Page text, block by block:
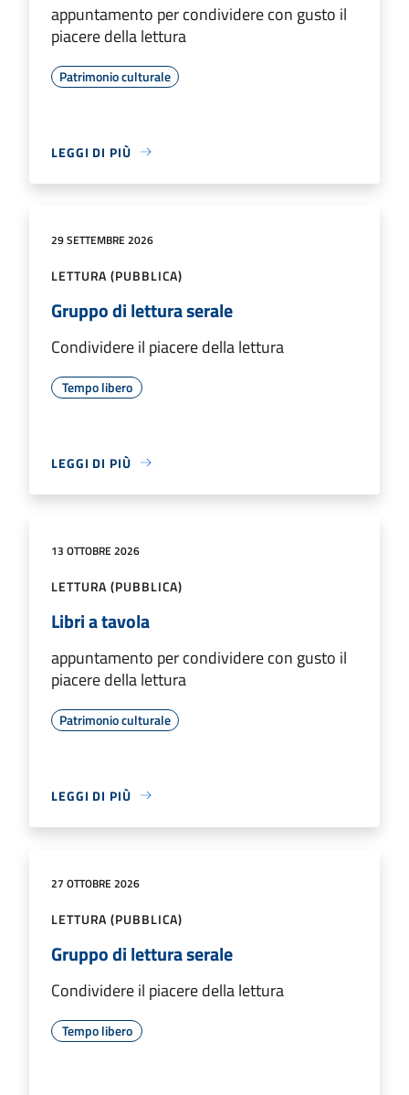
appuntamento per condividere con gusto il
piacere della lettura
Patrimonio culturale
LEGGI DI PIÙ
29 SETTEMBRE 2026
LETTURA (PUBBLICA)
Gruppo di lettura serale
Condividere il piacere della lettura
Tempo libero
LEGGI DI PIÙ
13 OTTOBRE 2026
LETTURA (PUBBLICA)
Libri a tavola
appuntamento per condividere con gusto il
piacere della lettura
Patrimonio culturale
LEGGI DI PIÙ
27 OTTOBRE 2026
LETTURA (PUBBLICA)
Gruppo di lettura serale
Condividere il piacere della lettura
Tempo libero